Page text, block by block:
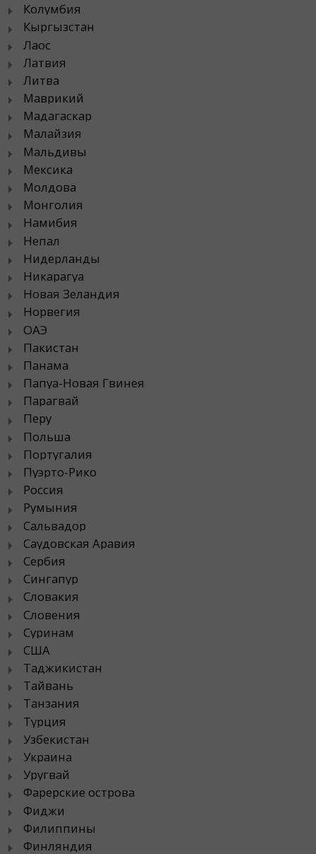
Колумбия
Кыргызстан
Лаос
Латвия
Литва
Маврикий
Мадагаскар
Малайзия
Мальдивы
Мексика
Молдова
Монголия
Намибия
Непал
Нидерланды
Никарагуа
Новая Зеландия
Норвегия
ОАЭ
Пакистан
Панама
Папуа-Новая Гвинея
Парагвай
Перу
Польша
Португалия
Пуэрто-Рико
Россия
Румыния
Сальвадор
Саудовская Аравия
Сербия
Сингапур
Словакия
Словения
Суринам
США
Таджикистан
Тайвань
Танзания
Турция
Узбекистан
Украина
Уругвай
Фарерские острова
Фиджи
Филиппины
Финляндия